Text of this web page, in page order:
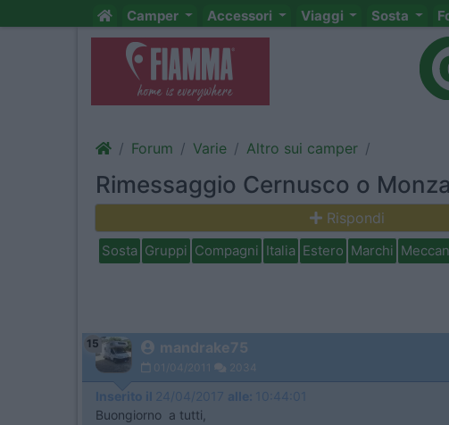
Camper Accessori Viaggi Sosta
Forum Varie Altro sui camper
Rimessaggio Cernusco o Monza
Rispondi
Sosta Gruppi Compagni Italia Estero Marchi
15 mandrake75
01/04/2011 2034
Inserito il 24/04/2017 alle: 10:44:01
Buongiorno a tutti,